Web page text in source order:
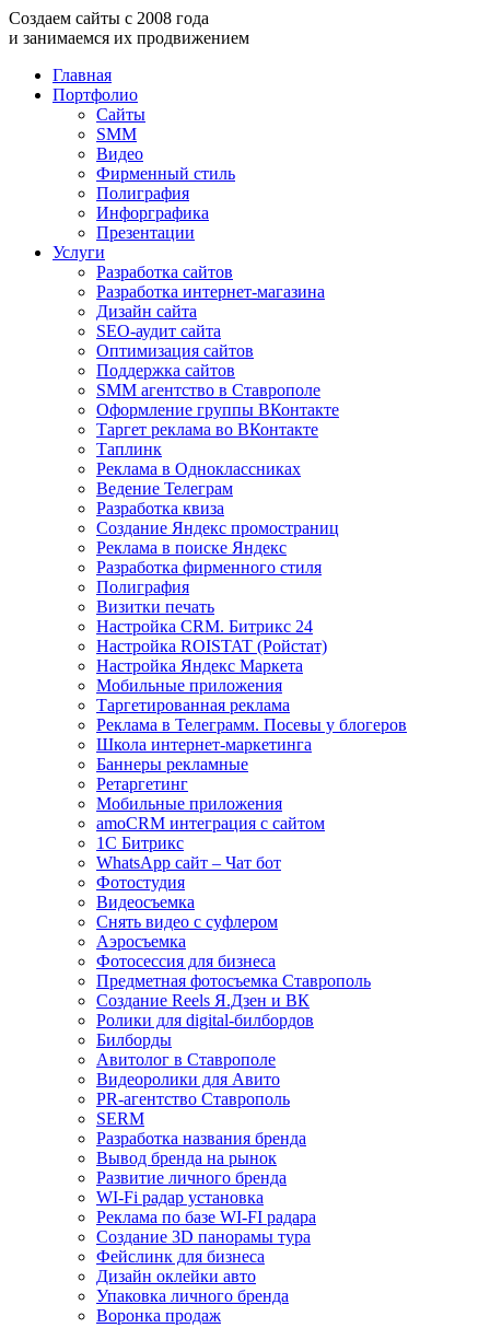
Создаем сайты с 2008 года
и занимаемся их продвижением
Главная
Портфолио
Сайты
SMM
Видео
Фирменный стиль
Полиграфия
Инфорграфика
Презентации
Услуги
Разработка сайтов
Разработка интернет-магазина
Дизайн сайта
SEO-аудит сайта
Оптимизация сайтов
Поддержка сайтов
SMM агентство в Ставрополе
Оформление группы ВКонтакте
Таргет реклама во ВКонтакте
Таплинк
Реклама в Одноклассниках
Ведение Телеграм
Разработка квиза
Создание Яндекс промостраниц
Реклама в поиске Яндекс
Разработка фирменного стиля
Полиграфия
Визитки печать
Настройка CRM. Битрикс 24
Настройка ROISTAT (Ройстат)
Настройка Яндекс Маркета
Мобильные приложения
Таргетированная реклама
Реклама в Телеграмм. Посевы у блогеров
Школа интернет-маркетинга
Баннеры рекламные
Ретаргетинг
Мобильные приложения
amoCRM интеграция с сайтом
1С Битрикс
WhatsApp сайт – Чат бот
Фотостудия
Видеосъемка
Снять видео с суфлером
Аэросъемка
Фотосессия для бизнеса
Предметная фотосъемка Ставрополь
Создание Reels Я.Дзен и ВК
Ролики для digital-билбордов
Билборды
Авитолог в Ставрополе
Видеоролики для Авито
PR-агентство Ставрополь
SERM
Разработка названия бренда
Вывод бренда на рынок
Развитие личного бренда
WI-Fi радар установка
Реклама по базе WI-FI радара
Создание 3D панорамы тура
Фейслинк для бизнеса
Дизайн оклейки авто
Упаковка личного бренда
Воронка продаж